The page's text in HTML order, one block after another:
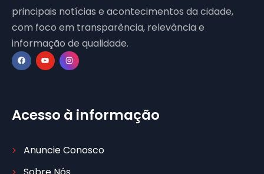
principais notícias e acontecimentos da cidade,
com foco em transparência, relevância e
informação de qualidade.
Acesso à informação
Anuncie Conosco